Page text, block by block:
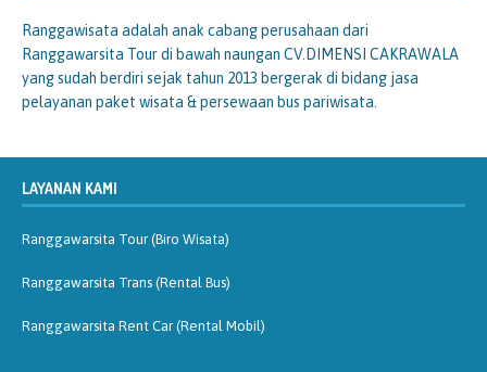
Ranggawisata adalah anak cabang perusahaan dari
Ranggawarsita Tour di bawah naungan CV.DIMENSI CAKRAWALA
yang sudah berdiri sejak tahun 2013 bergerak di bidang jasa
pelayanan paket wisata & persewaan bus pariwisata.
LAYANAN KAMI
Ranggawarsita Tour (Biro Wisata)
Ranggawarsita Trans (Rental Bus)
Ranggawarsita Rent Car (Rental Mobil)